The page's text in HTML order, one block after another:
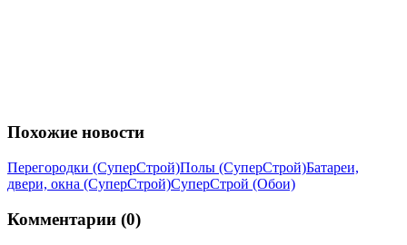
Похожие новости
Перегородки (СуперСтрой)Полы (СуперСтрой)Батареи,
двери, окна (СуперСтрой)СуперСтрой (Обои)
Комментарии (0)